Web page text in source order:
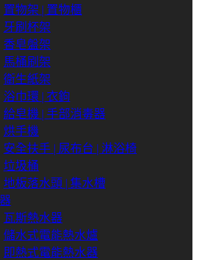
置物架 | 置物櫃
牙刷杯架
香皂盤架
馬桶刷架
衛生紙架
浴巾環 | 衣鉤
給皂機 | 手部消毒器
烘手機
安全扶手 | 尿布台 | 淋浴椅
垃圾桶
地板落水頭 | 集水槽
瓦斯熱水器
儲水式電能熱水爐
即熱式電能熱水器